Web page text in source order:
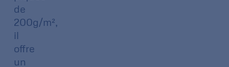
de
200g/m²,
il
offre
un